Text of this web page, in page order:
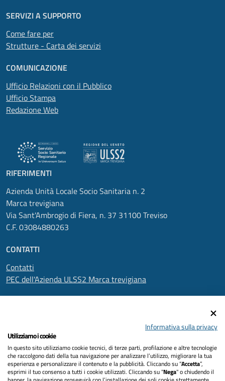
SERVIZI A SUPPORTO
Come fare per
Strutture - Carta dei servizi
COMUNICAZIONE
Ufficio Relazioni con il Pubblico
Ufficio Stampa
Redazione Web
RIFERIMENTI
Azienda Unità Locale Socio Sanitaria n. 2
Marca trevigiana
Via Sant'Ambrogio di Fiera, n. 37 31100 Treviso
C.F. 03084880263
CONTATTI
Contatti
PEC dell'Azienda ULSS2 Marca trevigiana
Informativa privacy
Dichiarazione di accessibilità
Informativa sulla privacy
Utilizziamo i cookie
In questo sito utilizziamo cookie tecnici, di terze parti, profilazione e altre tecnologie
che raccolgono dati della tua navigazione per analizzare l’utilizzo, migliorare la tua
esperienza e personalizzare il contenuto e la pubblicità. Cliccando su “Accetta”,
esprimi il tuo consenso a tutti i cookie utilizzati. Cliccando su "Nega" o chiudendo il